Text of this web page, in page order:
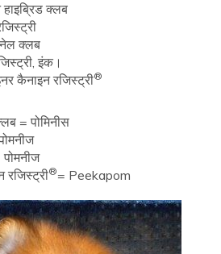
क्लब
क्लब
इंक।
कैनाइन रजिस्ट्री®
= पोमिनीस
रजिस्ट्री®= Peekapom